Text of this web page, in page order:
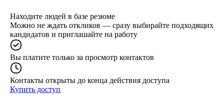
Находите людей в базе резюме
Можно не ждать откликов — сразу выбирайте подходящих
кандидатов и приглашайте на работу
Вы платите только за просмотр контактов
Контакты открыты до конца действия доступа
Купить доступ